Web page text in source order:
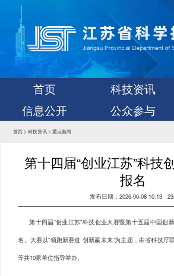
首页 科技资讯
信息公开
公众参与
首页> 科技资讯> 重点新闻
第十四届“创业江苏”科技
报名
发布日期：2026-06-08 10:13
第十四届“创业江苏”科技创业大赛暨第十五届中国创
名。大赛以“领跑新赛道 创新赢未来”为主题，由省科技厅
等共10家单位指导举办。